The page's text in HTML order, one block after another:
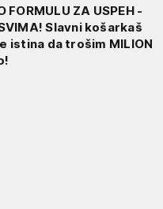
FORMULU ZA USPEH -
Slavni košarkaš
istina da trošim MILION